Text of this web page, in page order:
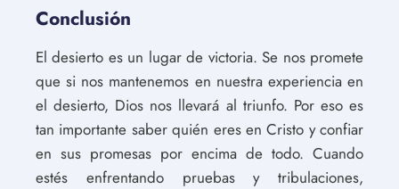
Conclusión
El desierto es un lugar de victoria. Se nos promete
que si nos mantenemos en nuestra experiencia en
el desierto, Dios nos llevará al triunfo. Por eso es
tan importante saber quién eres en Cristo y confiar
en sus promesas por encima de todo. Cuando
estés enfrentando pruebas y tribulaciones,